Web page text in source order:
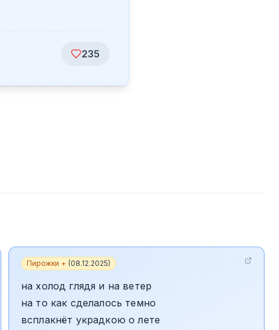
235
Пирожки + (08.12.2025)
на холод глядя и на ветер
на то как сделалось темно
всплакнёт украдкою о лете